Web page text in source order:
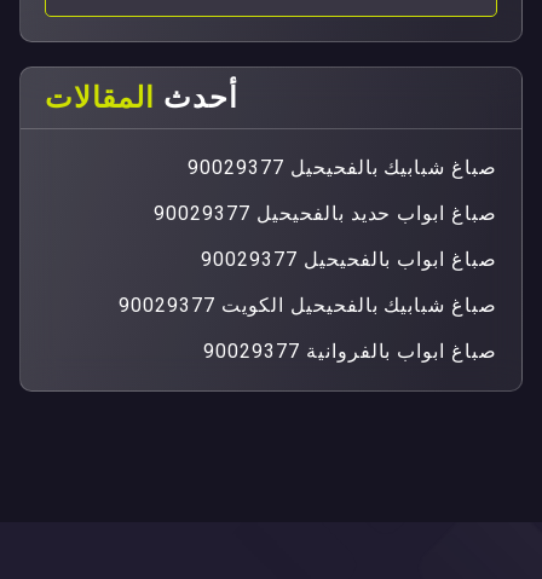
أحدث المقالات
صباغ شبابيك بالفحيحيل 90029377
صباغ ابواب حديد بالفحيحيل 90029377
صباغ ابواب بالفحيحيل 90029377
صباغ شبابيك بالفحيحيل الكويت 90029377
صباغ ابواب بالفروانية 90029377